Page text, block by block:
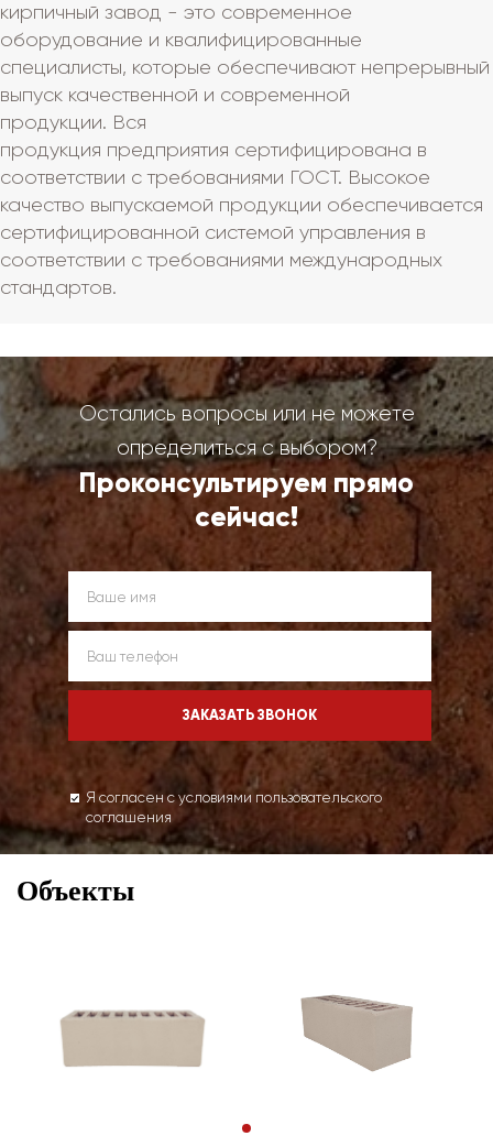
кирпичный завод - это современное
оборудование и квалифицированные
специалисты, которые обеспечивают непрерывный
выпуск качественной и современной
продукции. Вся
продукция предприятия сертифицирована в
соответствии с требованиями ГОСТ. Высокое
качество выпускаемой продукции обеспечивается
сертифицированной системой управления в
соответствии с требованиями международных
стандартов.
Остались вопросы или не можете
определиться с выбором?
Проконсультируем прямо
сейчас!
Я согласен с условиями пользовательского
соглашения
Объекты